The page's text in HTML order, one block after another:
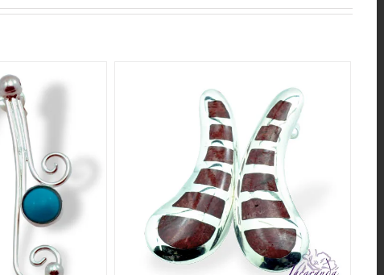
QUICK VIEW